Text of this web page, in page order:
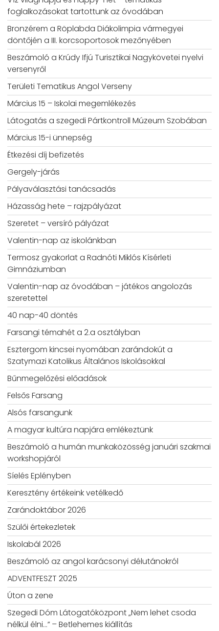
foglalkozásokat tartottunk az óvodában
Bronzérem a Röplabda Diákolimpia vármegyei
döntőjén a III. korcsoportosok mezőnyében
Beszámoló a Krúdy Ifjú Turisztikai Nagykövetei nyelvi
versenyről
Területi Tematikus Angol Verseny
Március 15 – Iskolai megemlékezés
Látogatás a szegedi Pártkontroll Múzeum Szobában
Március 15-i ünnepség
Étkezési díj befizetés
Gergely-járás
Pályaválasztási tanácsadás
Házasság hete – rajzpályázat
Szeretet – versíró pályázat
Valentin-nap az iskolánkban
Termosz gyakorlat a Radnóti Miklós Kísérleti
Gimnáziumban
Valentin-nap az óvodában – játékos angolozás
szeretettel
40 nap-40 döntés
Farsangi témahét a 2.a osztályban
Esztergom kincsei nyomában zarándokút a
Szatymazi Katolikus Általános Iskolásokkal
Bűnmegelőzési előadások
Felsős Farsang
Alsós farsangunk
A magyar kultúra napjára emlékeztünk
Beszámoló a humán munkaközösség januári szakmai
workshopjáról
Síelés Eplényben
Keresztény értékeink vetélkedő
Zarándoktábor 2026
Szülői értekezletek
Iskolabál 2026
Beszámoló az angol karácsonyi délutánokról
ADVENTFESZT 2025
Úton a zene
Szegedi Dóm Látogatóközpont „Nem lehet csoda
nélkül élni…” – Betlehemes kiállítás